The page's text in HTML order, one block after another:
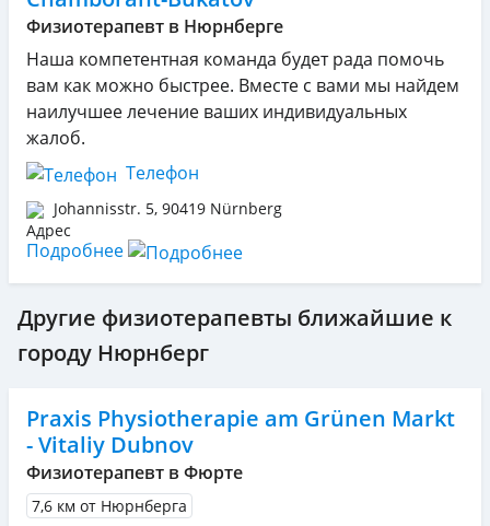
Физиотерапевт в Нюрнберге
Наша компетентная команда будет рада помочь
вам как можно быстрее. Вместе с вами мы найдем
наилучшее лечение ваших индивидуальных
жалоб.
Телефон
Johannisstr. 5, 90419 Nürnberg
Подробнее
Другие физиотерапевты ближайшие к
городу Нюрнберг
Praxis Physiotherapie am Grünen Markt
- Vitaliy Dubnov
Физиотерапевт в Фюрте
7,6 км от Нюрнберга